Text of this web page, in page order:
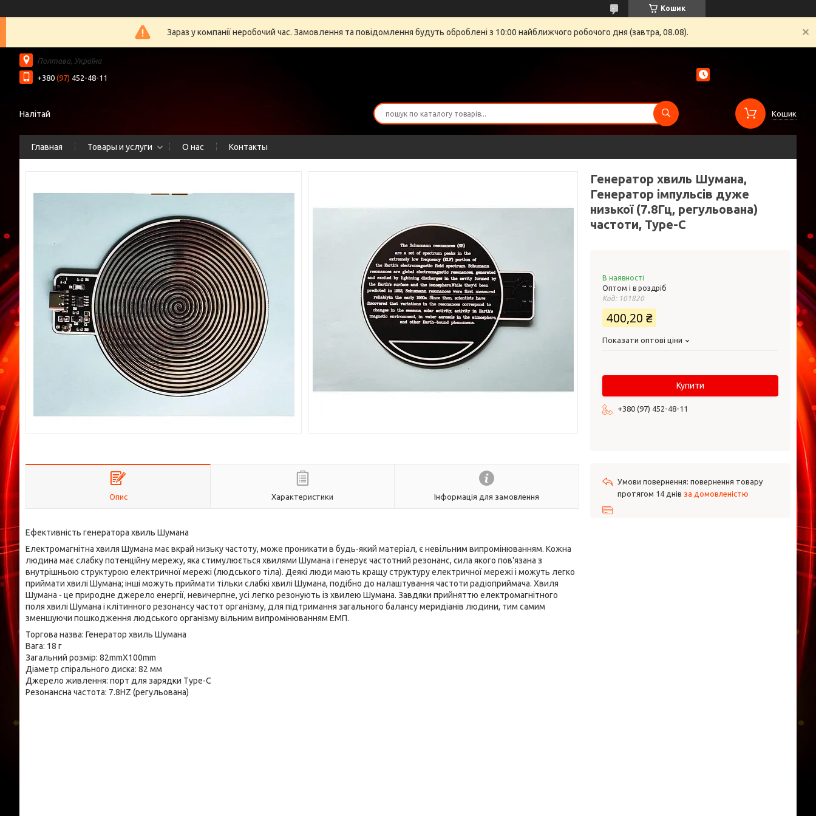
Кошик
Зараз у компанії неробочий час. Замовлення та повідомлення будуть оброблені з 10:00 найближчого робочого дня (завтра, 08.08).
Полтава, Україна
+380 (97) 452-48-11
Налітай Кошик
Главная Товары и услуги О нас Контакты
Опис Характеристики Інформація для замовлення
Ефективність генератора хвиль Шумана
Електромагнітна хвиля Шумана має вкрай низьку частоту, може проникати в будь-який матеріал, є невільним випромінюванням. Кожна
людина має слабку потенційну мережу, яка стимулюється хвилями Шумана і генерує частотний резонанс, сила якого пов'язана з
внутрішньою структурою електричної мережі (людського тіла). Деякі люди мають кращу структуру електричної мережі і можуть легко
приймати хвилі Шумана; інші можуть приймати тільки слабкі хвилі Шумана, подібно до налаштування частоти радіоприймача. Хвиля
Шумана - це природне джерело енергії, невичерпне, усі легко резонують із хвилею Шумана. Завдяки прийняттю електромагнітного
поля хвилі Шумана і клітинного резонансу частот організму, для підтримання загального балансу меридіанів людини, тим самим
зменшуючи пошкодження людського організму вільним випромінюванням ЕМП.
Торгова назва: Генератор хвиль Шумана
Вага: 18 г
Загальний розмір: 82mmX100mm
Діаметр спірального диска: 82 мм
Джерело живлення: порт для зарядки Type-C
Резонансна частота: 7.8HZ (регульована)
Генератор хвиль Шумана,
Генератор імпульсів дуже
низької (7.8Гц, регульована)
частоти, Type-C
В наявності
Оптом і в роздріб
Код: 101820
400,20 ₴
Показати оптові ціни
Купити
+380 (97) 452-48-11
повернення товару
протягом 14 днів за домовленістю